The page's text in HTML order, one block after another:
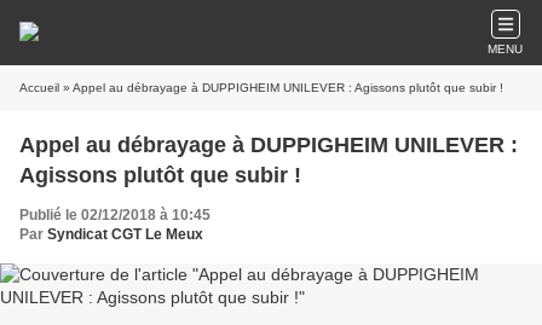
MENU
Accueil » Appel au débrayage à DUPPIGHEIM UNILEVER : Agissons plutôt que subir !
Appel au débrayage à DUPPIGHEIM UNILEVER :
Agissons plutôt que subir !
Publié le 02/12/2018 à 10:45
Par Syndicat CGT Le Meux